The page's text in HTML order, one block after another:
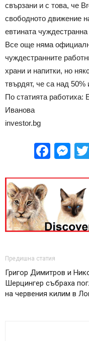
свързани и с това, че
свободното движение
евтината
Все още няма
чуждестранните
храни и напитки, но
твърдят, че са над 50%
По статията работиха:
Иванова
investor.bg
Предишна статия
Григор Димитров и
Шерцингер събраха
на червения килим в